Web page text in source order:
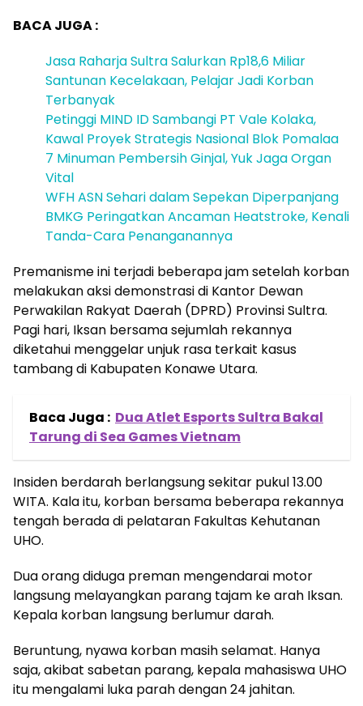
BACA JUGA :
Jasa Raharja Sultra Salurkan Rp18,6 Miliar
Santunan Kecelakaan, Pelajar Jadi Korban
Terbanyak
Petinggi MIND ID Sambangi PT Vale Kolaka,
Kawal Proyek Strategis Nasional Blok Pomalaa
7 Minuman Pembersih Ginjal, Yuk Jaga Organ
Vital
WFH ASN Sehari dalam Sepekan Diperpanjang
BMKG Peringatkan Ancaman Heatstroke, Kenali
Tanda-Cara Penanganannya
Premanisme ini terjadi beberapa jam setelah korban
melakukan aksi demonstrasi di Kantor Dewan
Perwakilan Rakyat Daerah (DPRD) Provinsi Sultra.
Pagi hari, Iksan bersama sejumlah rekannya
diketahui menggelar unjuk rasa terkait kasus
tambang di Kabupaten Konawe Utara.
Baca Juga : Dua Atlet Esports Sultra Bakal
Tarung di Sea Games Vietnam
Insiden berdarah berlangsung sekitar pukul 13.00
WITA. Kala itu, korban bersama beberapa rekannya
tengah berada di pelataran Fakultas Kehutanan
UHO.
Dua orang diduga preman mengendarai motor
langsung melayangkan parang tajam ke arah Iksan.
Kepala korban langsung berlumur darah.
Beruntung, nyawa korban masih selamat. Hanya
saja, akibat sabetan parang, kepala mahasiswa UHO
itu mengalami luka parah dengan 24 jahitan.